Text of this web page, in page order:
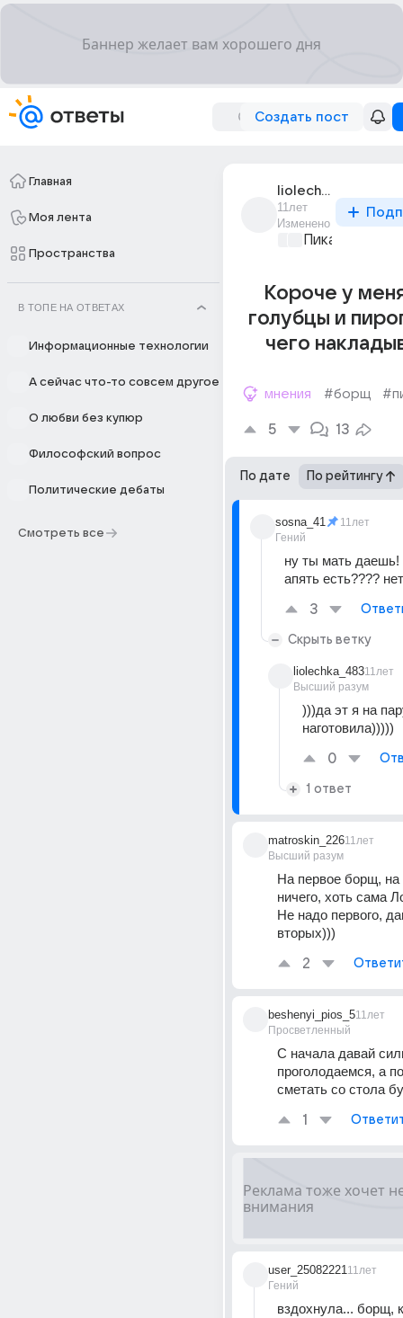
Создать пост
Главная
Моя лента
Пространства
В ТОПЕ НА ОТВЕТАХ
Информационные технологии
А сейчас что-то совсем другое
О любви без купюр
Философский вопрос
Политические дебаты
Смотреть все
liolechka_483
11лет
Изменено
Пикантно о
Короче у
голубцы и
чего
мнения #борщ
5 13
По дате По рейтингу
sosna_41
Гений
11лет
ну ты мать даешь!
апять есть????
3
Скрыть ветку
liolechka_483
Высший разум
11лет
)))да эт я на
наготовила)))))
0
1 ответ
matroskin_226
Высший разум
11лет
На первое борщ, на
ничего, хоть сама
Не надо первого,
вторых)))
2
beshenyi_pios_5
Просветленный
11лет
С начала давай
проголодаемся, а
сметать со стола
1
user_25082221
Гений
11лет
вздохнула... борщ,